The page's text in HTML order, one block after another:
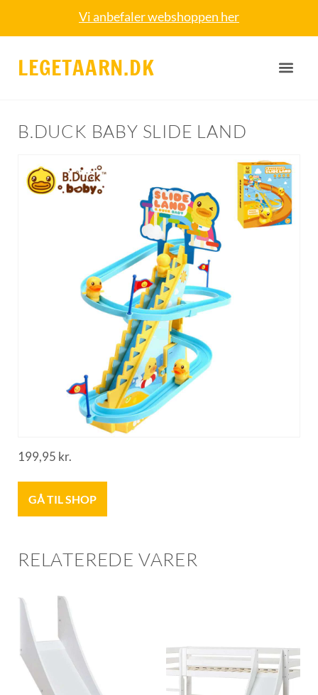
Vi anbefaler webshoppen her
LEGETAARN.DK
B.DUCK BABY SLIDE LAND
199,95 kr.
GÅ TIL SHOP
RELATEREDE VARER